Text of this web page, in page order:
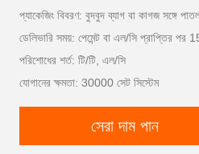
প্যাকেজিং বিবরণ: বুদবুদ ব্যাগ বা কাগজ সঙ্গে
ডেলিভারি সময়: পেমেন্ট বা এল/সি প্রাপ্তির পর
পরিশোধের শর্ত: টি/টি, এল/সি
যোগানের ক্ষমতা: 30000 সেট সিস্টেম
সেরা দাম পান